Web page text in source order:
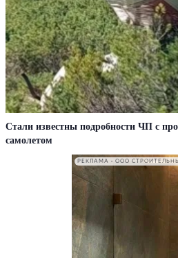
Стали известны подробности ЧП с
самолетом